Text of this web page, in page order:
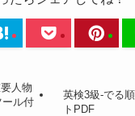
人物
ール付
英検3級-でる
トPDF